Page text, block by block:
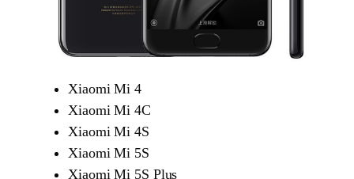
Xiaomi Mi 4
Xiaomi Mi 4C
Xiaomi Mi 4S
Xiaomi Mi 5S
Xiaomi Mi 5S Plus